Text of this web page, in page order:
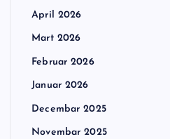
April 2026
Mart 2026
Februar 2026
Januar 2026
Decembar 2025
Novembar 2025